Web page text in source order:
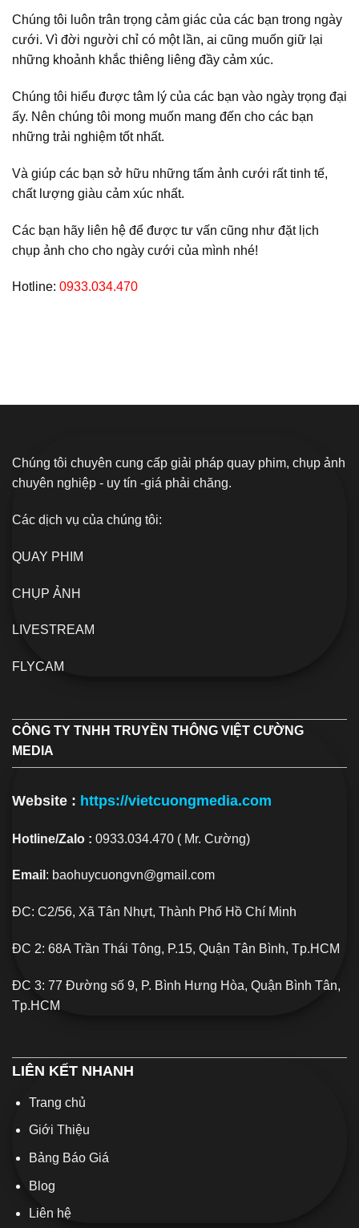
Chúng tôi luôn trân trọng cảm giác của các bạn trong ngày
cưới. Vì đời người chỉ có một lần, ai cũng muốn giữ lại
những khoảnh khắc thiêng liêng đầy cảm xúc.
Chúng tôi hiểu được tâm lý của các bạn vào ngày trọng đại
ấy. Nên chúng tôi mong muốn mang đến cho các bạn
những trải nghiệm tốt nhất.
Và giúp các bạn sở hữu những tấm ảnh cưới rất tinh tế,
chất lượng giàu cảm xúc nhất.
Các bạn hãy liên hệ để được tư vấn cũng như đặt lịch
chụp ảnh cho cho ngày cưới của mình nhé!
Hotline: 0933.034.470
Chúng tôi chuyên cung cấp giải pháp quay phim, chụp ảnh
chuyên nghiệp - uy tín -giá phải chăng.
Các dịch vụ của chúng tôi:
QUAY PHIM
CHỤP ẢNH
LIVESTREAM
FLYCAM
CÔNG TY TNHH TRUYỀN THÔNG VIỆT CƯỜNG
MEDIA
Website : https://vietcuongmedia.com
Hotline/Zalo : 0933.034.470 ( Mr. Cường)
Email : baohuycuongvn@gmail.com
ĐC: C2/56, Xã Tân Nhựt, Thành Phố Hồ Chí Minh
ĐC 2: 68A Trần Thái Tông, P.15, Quận Tân Bình, Tp.HCM
ĐC 3: 77 Đường số 9, P. Bình Hưng Hòa, Quận Bình Tân,
Tp.HCM
LIÊN KẾT NHANH
Trang chủ
Giới Thiệu
Bảng Báo Giá
Blog
Liên hệ